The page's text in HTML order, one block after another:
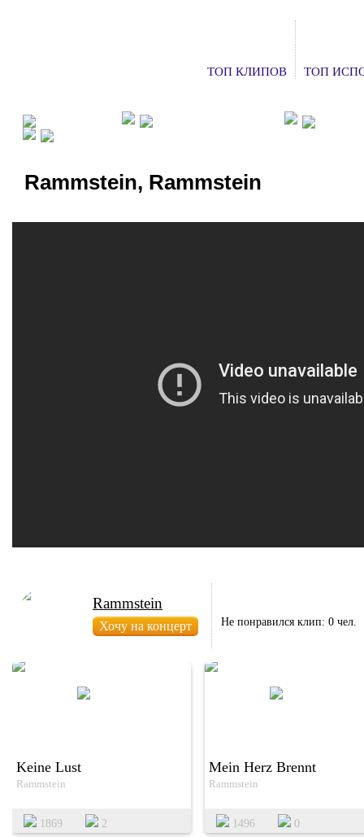
ТОП КЛИПОВ ТОП
Rammstein, Rammstein
Rammstein
Не понравился клип: 0 чел.
Keine Lust
Rammstein
1869 2
Mein Herz Brennt
Rammstein
1496 0